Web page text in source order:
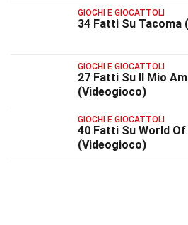
GIOCHI E GIOCATTOLI
34 Fatti Su Tacoma
GIOCHI E GIOCATTOLI
27 Fatti Su Il Mio
(Videogioco)
GIOCHI E GIOCATTOLI
40 Fatti Su World
(Videogioco)